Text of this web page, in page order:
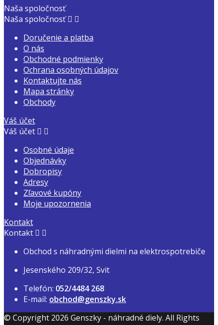
Naša spoločnosť
Naša spoločnosť  
Doručenie a platba
O nás
Obchodné podmienky
Ochrana osobných údajov
Kontaktujte nás
Mapa stránky
Obchody
Váš účet
Váš účet  
Osobné údaje
Objednávky
Dobropisy
Adresy
Zľavové kupóny
Moje upozornenia
Kontakt
Kontakt  
Obchod s náhradnými dielmi na elektrospotrebiče
Jesenského 209/32, Svit
Telefón: 052/4484 268
E-mail: obchod@genszky.sk
© Copyright 2026 Genszky - náhradné diely. All Rights